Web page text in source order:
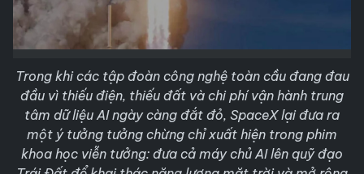
Trong khi các tập đoàn công nghệ toàn cầu đang đau
đầu vì thiếu điện, thiếu đất và chi phí vận hành trung
tâm dữ liệu AI ngày càng đắt đỏ, SpaceX lại đưa ra
một ý tưởng tưởng chừng chỉ xuất hiện trong phim
khoa học viễn tưởng: đưa cả máy chủ AI lên quỹ đạo